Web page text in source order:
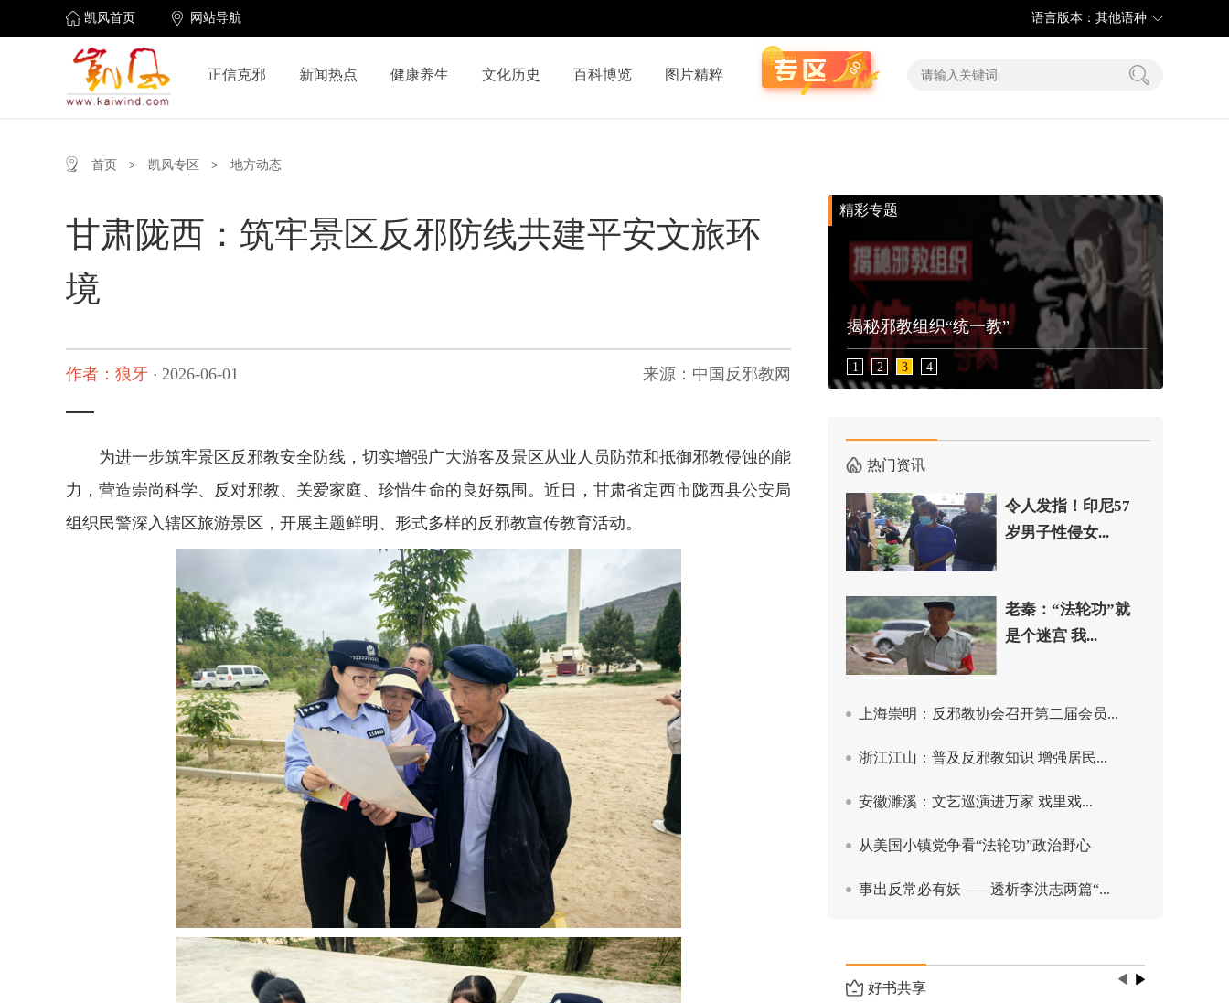
凯风首页 网站导航 语言版本：其他语种
正信克邪 新闻热点 健康养生 文化历史 百科博览 图片精粹
首页 > 凯风专区 > 地方动态
甘肃陇西：筑牢景区反邪防线共建平安文旅环
境
作者：狼牙 · 2026-06-01 来源：中国反邪教网
为进一步筑牢景区反邪教安全防线，切实增强广大游客及景区从业人员防范和抵御邪教侵蚀的能
力，营造崇尚科学、反对邪教、关爱家庭、珍惜生命的良好氛围 。 近日，甘肃省定西市陇西县公安局
组织民警深入辖区旅游景区，开展主题鲜明、形式多样的反邪教宣传教育活动。